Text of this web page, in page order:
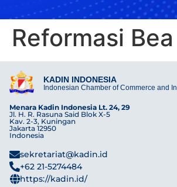
Reformasi
KADIN INDONESIA
Indonesian Chamber of Commerce and
Menara Kadin Indonesia Lt. 24, 29
Jl. H. R. Rasuna Said Blok X-5
Kav. 2-3, Kuningan
Jakarta 12950
Indonesia
sekretariat@kadin.id
+62 21-5274484
https://kadin.id/